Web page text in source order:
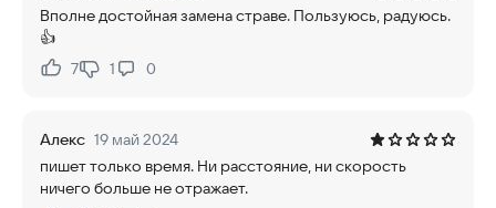
Вполне достойная замена страве. Пользуюсь, радуюсь.
👍
Нравится:
7Не нравится:
1 0
Алекс 19 май 2024
пишет только время. Ни расстояние, ни скорость
ничего больше не отражает.